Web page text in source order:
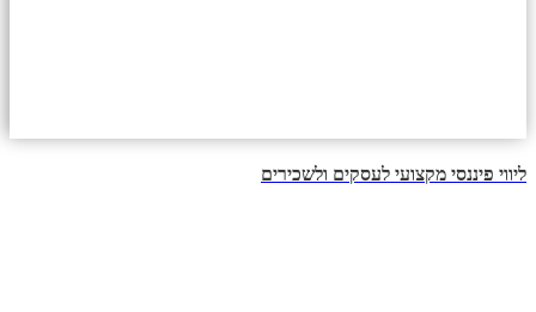
ליווי פיננסי מקצועי לעסקים ולשכירים